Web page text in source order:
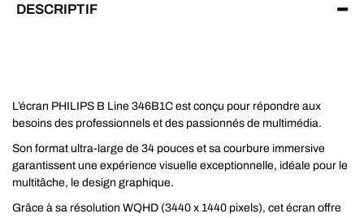
DESCRIPTIF
L’écran PHILIPS B Line 346B1C est conçu pour répondre aux
besoins des professionnels et des passionnés de multimédia.
Son format ultra-large de 34 pouces et sa courbure immersive
garantissent une expérience visuelle exceptionnelle, idéale pour le
multitâche, le design graphique.
Grâce à sa résolution WQHD (3440 x 1440 pixels), cet écran offre